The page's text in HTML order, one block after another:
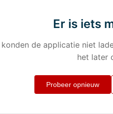
Er is iets
konden de applicatie niet
het later
Probeer opnieuw